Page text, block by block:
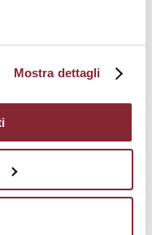
Mostra dettagli
di grande valore,
Essi coniugano il
pratica e
il legame tra
Antonio
una